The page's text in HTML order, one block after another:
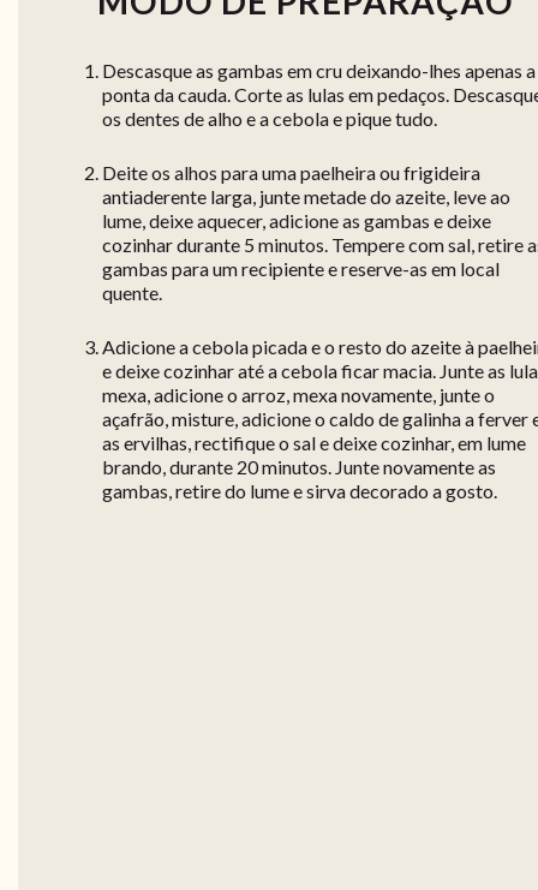
Descasque as gambas em cru deixando-lhes apenas a
ponta da cauda. Corte as lulas em pedaços.
os dentes de alho e a cebola e pique tudo.
Deite os alhos para uma paelheira ou frigideira
antiaderente larga, junte metade do azeite, leve ao
lume, deixe aquecer, adicione as gambas e deixe
cozinhar durante 5 minutos. Tempere com sal, retire
gambas para um recipiente e reserve-as em local
quente.
Adicione a cebola picada e o resto do azeite à
e deixe cozinhar até a cebola ficar macia. Junte as
mexa, adicione o arroz, mexa novamente, junte o
açafrão, misture, adicione o caldo de galinha a ferver
as ervilhas, rectifique o sal e deixe cozinhar, em lume
brando, durante 20 minutos. Junte novamente as
gambas, retire do lume e sirva decorado a gosto.